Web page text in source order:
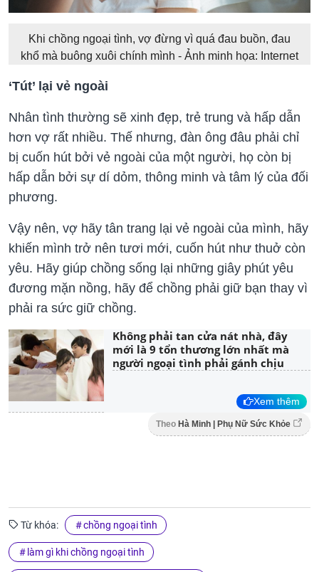
Khi chồng ngoại tình, vợ đừng vì quá đau buồn, đau
khổ mà buông xuôi chính mình - Ảnh minh họa: Internet
‘Tút’ lại vẻ ngoài
Nhân tình thường sẽ xinh đẹp, trẻ trung và hấp dẫn
hơn vợ rất nhiều. Thế nhưng, đàn ông đâu phải chỉ
bị cuốn hút bởi vẻ ngoài của một người, họ còn bị
hấp dẫn bởi sự dí dỏm, thông minh và tâm lý của đối
phương.
Vậy nên, vợ hãy tân trang lại vẻ ngoài của mình, hãy
khiến mình trở nên tươi mới, cuốn hút như thuở còn
yêu. Hãy giúp chồng sống lại những giây phút yêu
đương mặn nồng, hãy để chồng phải giữ bạn thay vì
phải ra sức giữ chồng.
Không phải tan cửa nát nhà, đây
mới là 9 tổn thương lớn nhất mà
người ngoại tình phải gánh chịu
Xem thêm
Theo Hà Minh | Phụ Nữ Sức Khỏe
Từ khóa: chồng ngoại tình
làm gì khi chồng ngoại tình